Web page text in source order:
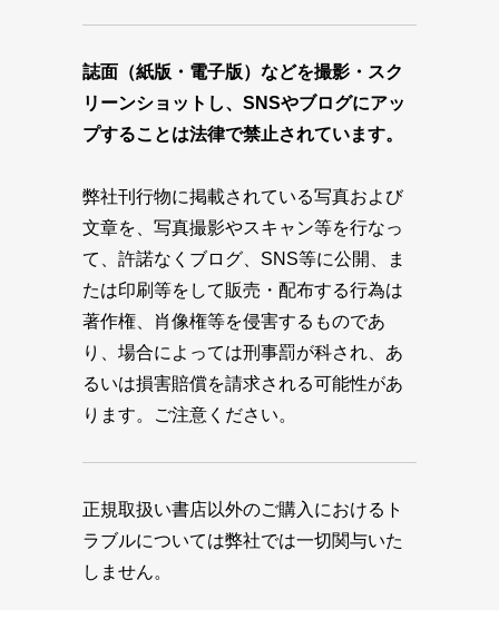
誌面（紙版・電子版）などを撮影・スク
リーンショットし、SNSやブログにアッ
プすることは法律で禁止されています。
弊社刊行物に掲載されている写真および
文章を、写真撮影やスキャン等を行なっ
て、許諾なくブログ、SNS等に公開、ま
たは印刷等をして販売・配布する行為は
著作権、肖像権等を侵害するものであ
り、場合によっては刑事罰が科され、あ
るいは損害賠償を請求される可能性があ
ります。ご注意ください。
正規取扱い書店以外のご購入におけるト
ラブルについては弊社では一切関与いた
しません。